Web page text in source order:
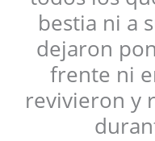
bestia ni a
dejaron
frente ni
revivieron y